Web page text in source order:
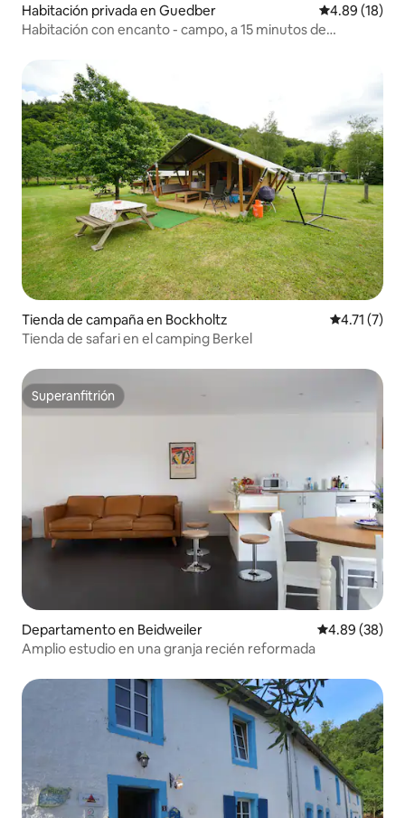
Habitación privada en Guedber Calificación
4.89 (18)
Habitación con encanto - campo, a 15 minutos de
Tienda de campaña en Bockholtz Calificación
4.71 (7)
Tienda de safari en el camping Berkel
Superanfitrión
Superanfitrión
Departamento en Beidweiler Calificación
4.89 (38)
Amplio estudio en una granja recién reformada